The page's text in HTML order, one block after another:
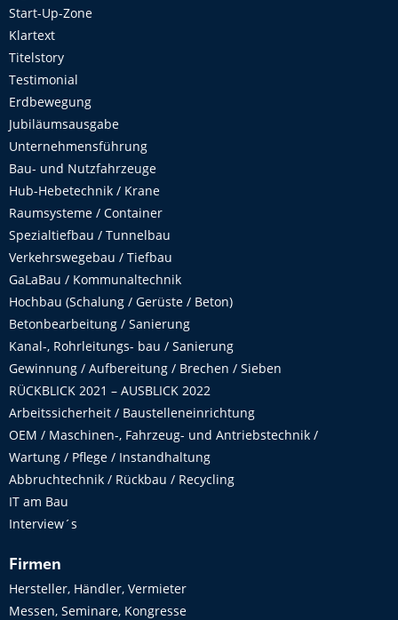
Start-Up-Zone
Klartext
Titelstory
Testimonial
Erdbewegung
Jubiläumsausgabe
Unternehmensführung
Bau- und Nutzfahrzeuge
Hub-Hebetechnik / Krane
Raumsysteme / Container
Spezialtiefbau / Tunnelbau
Verkehrswegebau / Tiefbau
GaLaBau / Kommunaltechnik
Hochbau (Schalung / Gerüste / Beton)
Betonbearbeitung / Sanierung
Kanal-, Rohrleitungs- bau / Sanierung
Gewinnung / Aufbereitung / Brechen / Sieben
RÜCKBLICK 2021 – AUSBLICK 2022
Arbeitssicherheit / Baustelleneinrichtung
OEM / Maschinen-, Fahrzeug- und Antriebstechnik /
Wartung / Pflege / Instandhaltung
Abbruchtechnik / Rückbau / Recycling
IT am Bau
Interview´s
Firmen
Hersteller, Händler, Vermieter
Messen, Seminare, Kongresse